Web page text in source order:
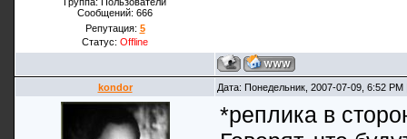
Сообщений: 666
Репутация: 5
Статус: Offline
kondor Дата: Понедельник, 2007-07-09, 6:52
*реплика в